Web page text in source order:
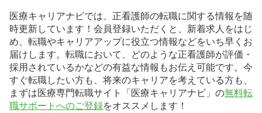
医療キャリアナビでは、正看護師の転職に関する情報を随
時更新しています！会員登録いただくと、新着求人をはじ
め、転職やキャリアアップに役立つ情報などをいち早くお
届けします。転職において、どのような正看護師が評価・
採用されているかなどの有益な情報もお伝え可能です。今
すぐ転職したい方も、将来のキャリアを考えている方も、
まずは医療専門転職サイト「医療キャリアナビ」の無料転
職サポートへのご登録をオススメします！